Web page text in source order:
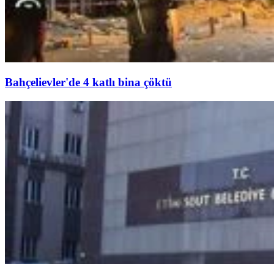
Bahçelievler'de 4 katlı bina çöktü